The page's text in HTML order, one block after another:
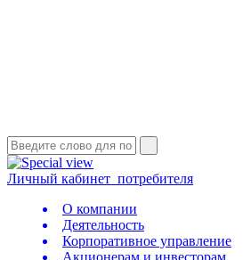
Личный кабинет потребителя
О компании
Деятельность
Корпоративное управление
Акционерам и инвесторам